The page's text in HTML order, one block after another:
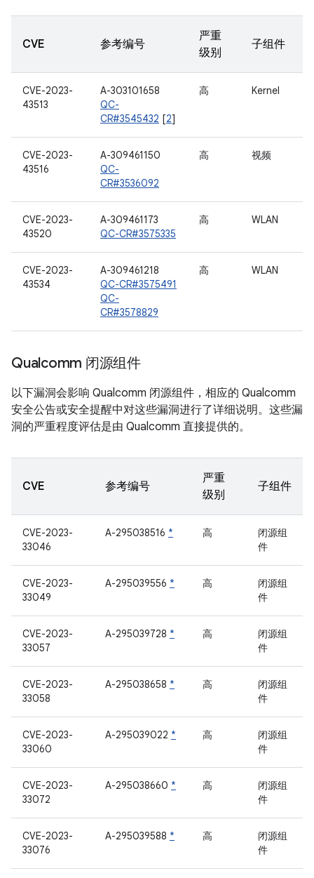
CVE 参考编号
严重
级别
子组件
CVE-2023-
43513
A-303101658
QC-
CR#3545432 [2]
高 Kernel
CVE-2023-
43516
A-309461150
QC-
CR#3536092
高 视频
CVE-2023-
43520
A-309461173
QC-CR#3575335
高 WLAN
CVE-2023-
43534
A-309461218
QC-CR#3575491
QC-
CR#3578829
高 WLAN
Qualcomm 闭源组件
以下漏洞会影响 Qualcomm 闭源组件，相应的 Qualcomm
安全公告或安全提醒中对这些漏洞进行了详细说明。这些漏
洞的严重程度评估是由 Qualcomm 直接提供的。
CVE 参考编号
严重
级别
子组件
CVE-2023-
33046
A-295038516 * 高
闭源组
件
CVE-2023-
33049
A-295039556 * 高
闭源组
件
CVE-2023-
33057
A-295039728 * 高
闭源组
件
CVE-2023-
33058
A-295038658 * 高
闭源组
件
CVE-2023-
33060
A-295039022 * 高
闭源组
件
CVE-2023-
33072
A-295038660 * 高
闭源组
件
CVE-2023-
33076
A-295039588 * 高
闭源组
件